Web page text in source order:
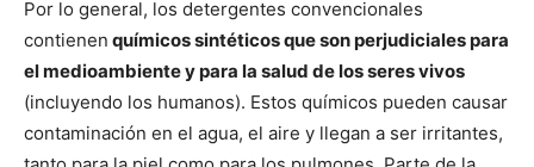
Por lo general, los detergentes convencionales
contienen químicos sintéticos que son perjudiciales para
el medioambiente y para la salud de los seres vivos
(incluyendo los humanos). Estos químicos pueden causar
contaminación en el agua, el aire y llegan a ser irritantes,